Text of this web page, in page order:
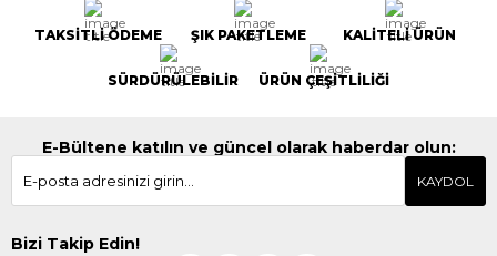
TAKSİTLİ ÖDEME ŞIK PAKETLEME KALİTELİ ÜRÜN
SÜRDÜRÜLEBİLİR ÜRÜN ÇEŞİTLİLİĞİ
E-Bültene katılın ve güncel olarak haberdar olun:
KAYDOL
Bizi Takip Edin!